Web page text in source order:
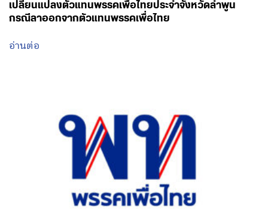
เปลี่ยนแปลงตัวแทนพรรคเพื่อไทยประจำจังหวัดลำพูน
กรณีลาออกจากตัวแทนพรรคเพื่อไทย
อ่านต่อ